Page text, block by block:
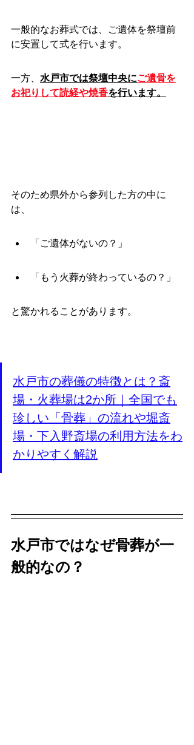
一般的なお葬式では、ご遺体を祭壇前
に安置して式を行います。
一方、 水戸市では祭壇中央にご遺骨を
お祀りして読経や焼香を行います。
そのため県外から参列した方の中に
は、
「ご遺体がないの？」
「もう火葬が終わっているの？」
と驚かれることがあります。
水戸市の葬儀の特徴とは？斎
場・火葬場は2か所｜全国でも
珍しい「骨葬」の流れや堀斎
場・下入野斎場の利用方法をわ
かりやすく解説
水戸市ではなぜ骨葬が一
般的なの？